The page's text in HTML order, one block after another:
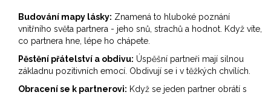
Budování mapy lásky: Znamená to hluboké poznání
vnitřního světa partnera - jeho snů, strachů a hodnot. Když víte,
co partnera hne, lépe ho chápete.
Pěstění přátelství a obdivu: Úspěšní partneři mají silnou
základnu pozitivních emocí. Obdivují se i v těžkých chvílích.
Obracení se k partnerovi: Když se jeden partner obrátí s